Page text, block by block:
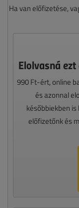
Ha van előfizetése,
Elolvasná
990 Ft-ért, online
és azonnal
későbbiekben
előfizetőnk és